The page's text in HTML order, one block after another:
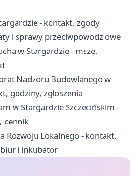
- kontakt, zgody
i sprawy przeciwpowodziowe
w Stargardzie - msze,
Nadzoru Budowlanego w
godziny, zgłoszenia
w Stargardzie Szczecińskim -
cennik
Rozwoju Lokalnego - kontakt,
i inkubator